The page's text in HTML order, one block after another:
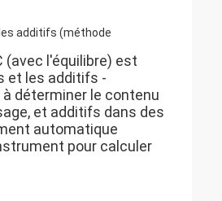
additifs (méthode
(avec l'équilibre) est
et les additifs -
déterminer le contenu
et additifs dans des
automatique
pour calculer